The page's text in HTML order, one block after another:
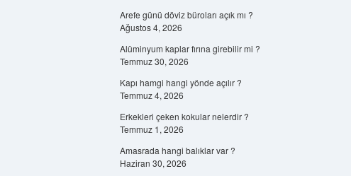
Arefe günü döviz büroları açık mı ?
Ağustos 4, 2026
Alüminyum kaplar fırına girebilir mi ?
Temmuz 30, 2026
Kapı hamgi hangi yönde açılır ?
Temmuz 4, 2026
Erkekleri çeken kokular nelerdir ?
Temmuz 1, 2026
Amasrada hangi balıklar var ?
Haziran 30, 2026